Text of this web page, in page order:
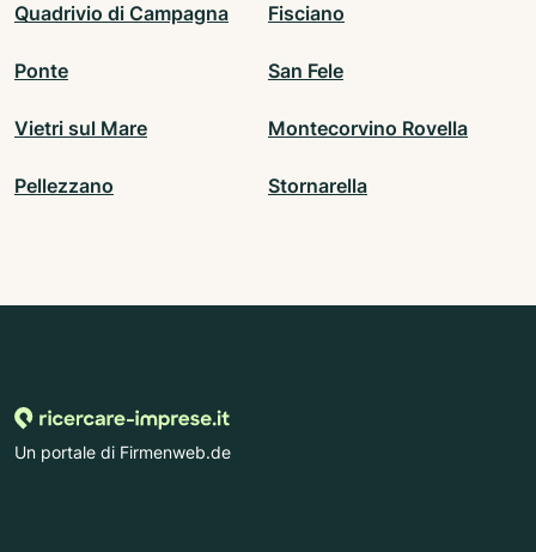
Quadrivio di Campagna Fisciano
Ponte San Fele
Vietri sul Mare Montecorvino Rovella
Pellezzano Stornarella
Un portale di Firmenweb.de